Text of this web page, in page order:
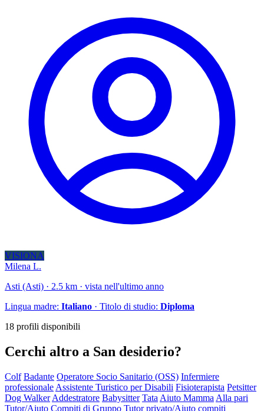
VISIONA
Milena L.
Asti (Asti) · 2.5 km · vista nell'ultimo anno
Lingua madre: Italiano · Titolo di studio: Diploma
18 profili disponibili
Cerchi altro a San desiderio?
Colf Badante Operatore Socio Sanitario (OSS) Infermiere
professionale Assistente Turistico per Disabili Fisioterapista Petsitter
Dog Walker Addestratore Babysitter Tata Aiuto Mamma Alla pari
Tutor/Aiuto Compiti di Gruppo Tutor privato/Aiuto compiti